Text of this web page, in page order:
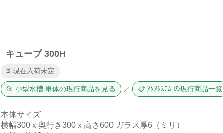
キューブ 300H
⏳ 現在入荷未定
📂 小型水槽 単体の現行商品を見る ／ 📋 ｱｸｱｼｽﾃﾑ の現行商品一覧
本体サイズ
横幅300ｘ奥行き300ｘ高さ600 ガラス厚6（ミリ）